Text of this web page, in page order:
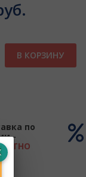
В КОРЗИНУ
по
-